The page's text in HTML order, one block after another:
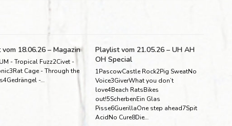
18.06.26 – Magazin
- Tropical Fuzz2Civet -
Cage - Through the
-…
Playlist vom 21.05.26 – UH AH
OH Special
1PascowCastle Rock2Pig SweatNo
Voice3GiverWhat you don’t
love4Beach RatsBikes
out!5ScherbenEin Glas
Pisse6GuerillaOne step ahead7Spit
AcidNo Cure8Die…